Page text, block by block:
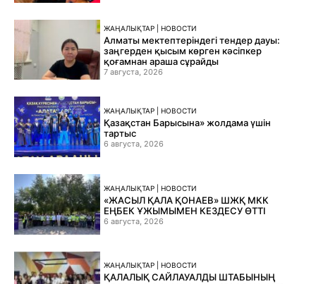
ЖАҢАЛЫҚТАР | НОВОСТИ
Алматы мектептеріндегі тендер дауы:
заңгерден қысым көрген кәсіпкер
қоғамнан араша сұрайды
7 августа, 2026
ЖАҢАЛЫҚТАР | НОВОСТИ
Қазақстан Барысына» жолдама үшін
тартыс
6 августа, 2026
ЖАҢАЛЫҚТАР | НОВОСТИ
«ЖАСЫЛ ҚАЛА ҚОНАЕВ» ШЖҚ МКК
ЕҢБЕК ҰЖЫМЫМЕН КЕЗДЕСУ ӨТТІ
6 августа, 2026
ЖАҢАЛЫҚТАР | НОВОСТИ
ҚАЛАЛЫҚ САЙЛАУАЛДЫ ШТАБЫНЫҢ